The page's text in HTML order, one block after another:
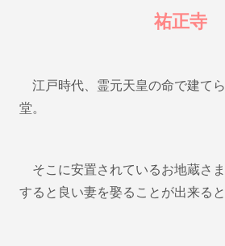
祐正寺
江戸時代、霊元天皇の命で建て
堂。
そこに安置されているお地蔵さ
すると良い妻を娶ることが出来ると